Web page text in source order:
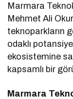
Marmara
Mehmet Ali
teknoparkların
odaklı
ekosistemine
kapsamlı bir
Marmara